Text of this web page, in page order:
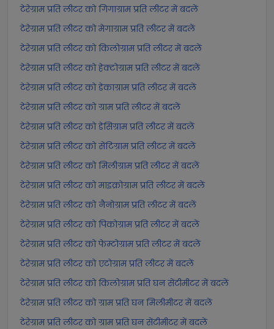
टेरेग्राम प्रति लीटर को गिगाग्राम प्रति लीटर में बदलें
टेरेग्राम प्रति लीटर को मेगाग्राम प्रति लीटर में बदलें
टेरेग्राम प्रति लीटर को किलोग्राम प्रति लीटर में बदलें
टेरेग्राम प्रति लीटर को हेक्टोग्राम प्रति लीटर में बदलें
टेरेग्राम प्रति लीटर को डेकाग्राम प्रति लीटर में बदलें
टेरेग्राम प्रति लीटर को ग्राम प्रति लीटर में बदलें
टेरेग्राम प्रति लीटर को डेसिग्राम प्रति लीटर में बदलें
टेरेग्राम प्रति लीटर को सेंटिग्राम प्रति लीटर में बदलें
टेरेग्राम प्रति लीटर को मिलीग्राम प्रति लीटर में बदलें
टेरेग्राम प्रति लीटर को माइक्रोग्राम प्रति लीटर में बदलें
टेरेग्राम प्रति लीटर को नैनोग्राम प्रति लीटर में बदलें
टेरेग्राम प्रति लीटर को पिकोग्राम प्रति लीटर में बदलें
टेरेग्राम प्रति लीटर को फेम्टोग्राम प्रति लीटर में बदलें
टेरेग्राम प्रति लीटर को एटोग्राम प्रति लीटर में बदलें
टेरेग्राम प्रति लीटर को किलोग्राम प्रति घन सेंटीमीटर में बदलें
टेरेग्राम प्रति लीटर को ग्राम प्रति घन मिलीमीटर में बदलें
टेरेग्राम प्रति लीटर को ग्राम प्रति घन सेंटीमीटर में बदलें